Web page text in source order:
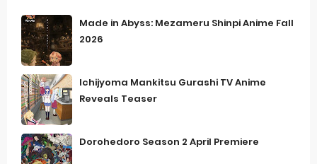
Made in Abyss: Mezameru Shinpi Anime Fall
2026
Ichijyoma Mankitsu Gurashi TV Anime
Reveals Teaser
Dorohedoro Season 2 April Premiere